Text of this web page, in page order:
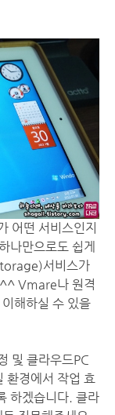
어떤 서비스인지
나만으로도 쉽게
서비스가
^^ Vmare나 원격
해하실 수 있을
및 클라우드PC
환경에서 작업 효
하겠습니다. 클라